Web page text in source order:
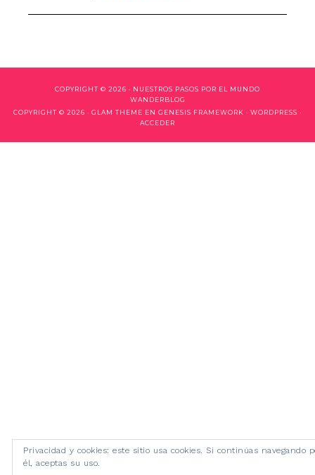
COPYRIGHT © 2026 · NUESTROS PASOS POR EL MUNDO
WANDERBLOG
COPYRIGHT © 2026 · GLAM THEME EN GENESIS FRAMEWORK · WORDPRESS ·
ACCEDER
Privacidad y cookies: este sitio usa cookies. Si continúas navegando
él, aceptas su uso.